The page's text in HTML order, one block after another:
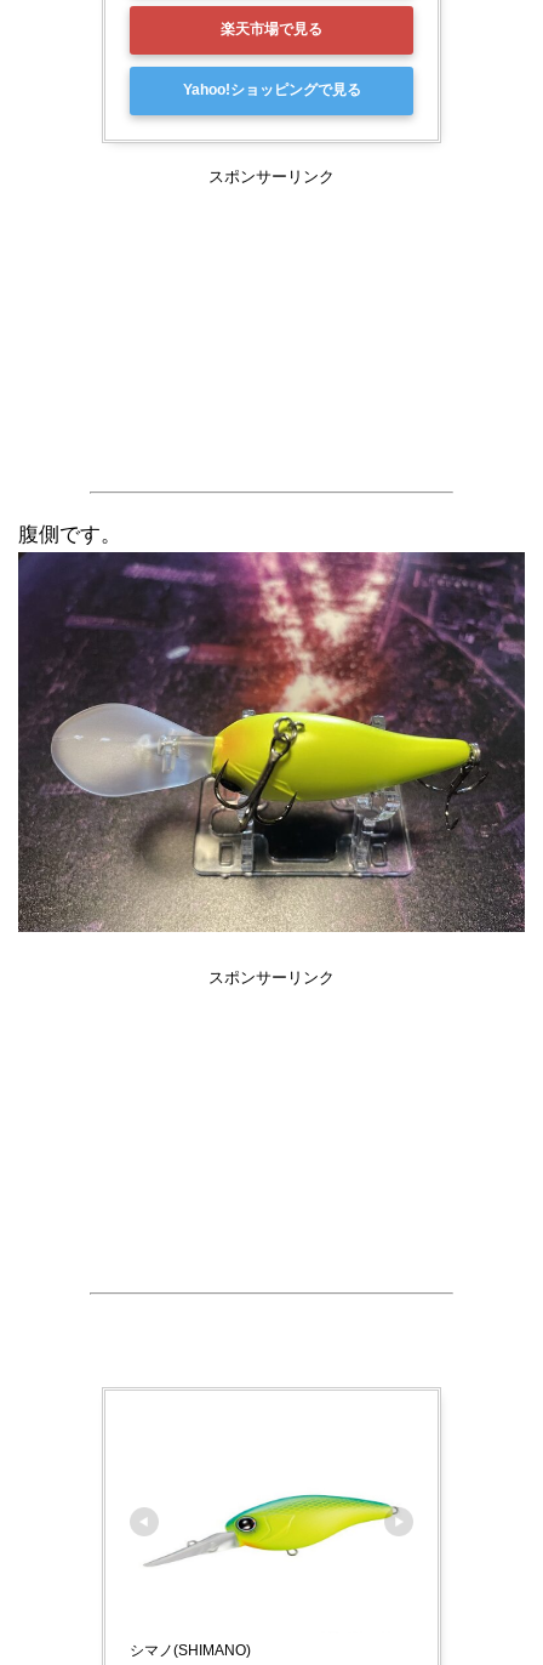
楽天市場で見る
Yahoo!ショッピングで見る
スポンサーリンク
腹側です。
スポンサーリンク
シマノ(SHIMANO)